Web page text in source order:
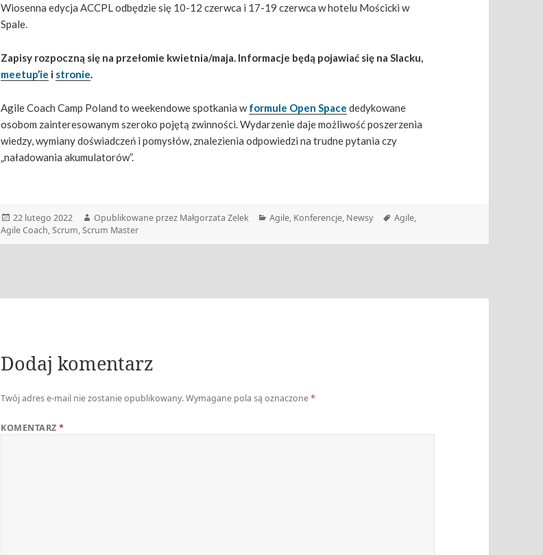
Wiosenna edycja ACCPL odbędzie się 10-12 czerwca i 17-19 czerwca w hotelu Mościcki w
Spale.
Zapisy rozpoczną się na przełomie kwietnia/maja. Informacje będą pojawiać się na Slacku,
meetup’ie i stronie.
Agile Coach Camp Poland to weekendowe spotkania wformule Open Space dedykowane
osobom zainteresowanym szeroko pojętą zwinności. Wydarzenie daje możliwość poszerzenia
wiedzy, wymiany doświadczeń i pomysłów, znalezienia odpowiedzi na trudne pytania czy
„naładowania akumulatorów”.
Data
publikacji
22 lutego 2022 Autor
Opublikowane przez Małgorzata Zelek Kategorie
Agile Konferencje Newsy Tagi
Agile,
Agile Coach ,Scrum ,Scrum Master
Dodaj komentarz
Twój adres e-mail nie zostanie opublikowany.Wymagane pola są oznaczone*
KOMENTARZ*